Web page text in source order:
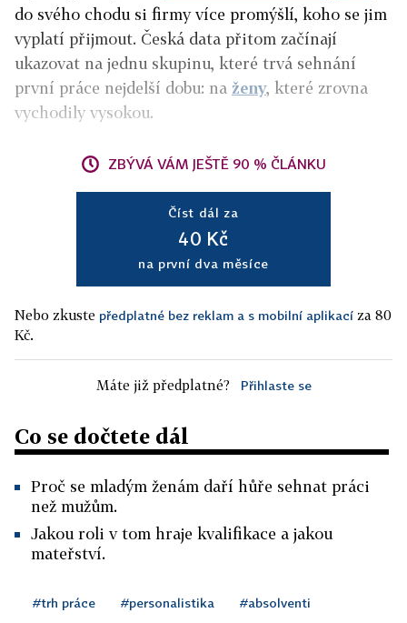
do svého chodu si firmy více promýšlí, koho se jim
vyplatí přijmout. Česká data přitom začínají
ukazovat na jednu skupinu, které trvá sehnání
první práce nejdelší dobu: na ženy, které zrovna
vychodily vysokou.
ZBÝVÁ VÁM JEŠTĚ 90 % ČLÁNKU
Číst dál za
40 Kč
na první dva měsíce
Nebo zkuste předplatné bez reklam a s mobilní aplikací za 80
Kč.
Máte již předplatné? Přihlaste se
Co se dočtete dál
Proč se mladým ženám daří hůře sehnat práci
než mužům.
Jakou roli v tom hraje kvalifikace a jakou
mateřství.
#trh práce #personalistika #absolventi